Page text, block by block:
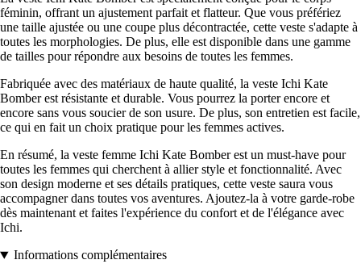
féminin, offrant un ajustement parfait et flatteur. Que vous préfériez
une taille ajustée ou une coupe plus décontractée, cette veste s'adapte à
toutes les morphologies. De plus, elle est disponible dans une gamme
de tailles pour répondre aux besoins de toutes les femmes.
Fabriquée avec des matériaux de haute qualité, la veste Ichi Kate
Bomber est résistante et durable. Vous pourrez la porter encore et
encore sans vous soucier de son usure. De plus, son entretien est facile,
ce qui en fait un choix pratique pour les femmes actives.
En résumé, la veste femme Ichi Kate Bomber est un must-have pour
toutes les femmes qui cherchent à allier style et fonctionnalité. Avec
son design moderne et ses détails pratiques, cette veste saura vous
accompagner dans toutes vos aventures. Ajoutez-la à votre garde-robe
dès maintenant et faites l'expérience du confort et de l'élégance avec
Ichi.
Informations complémentaires